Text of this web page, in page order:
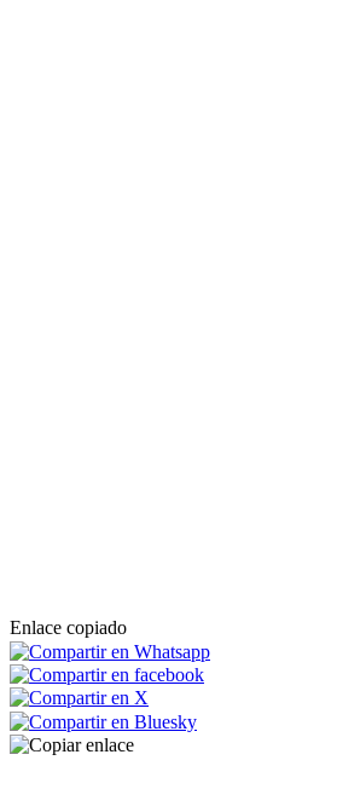
Enlace copiado